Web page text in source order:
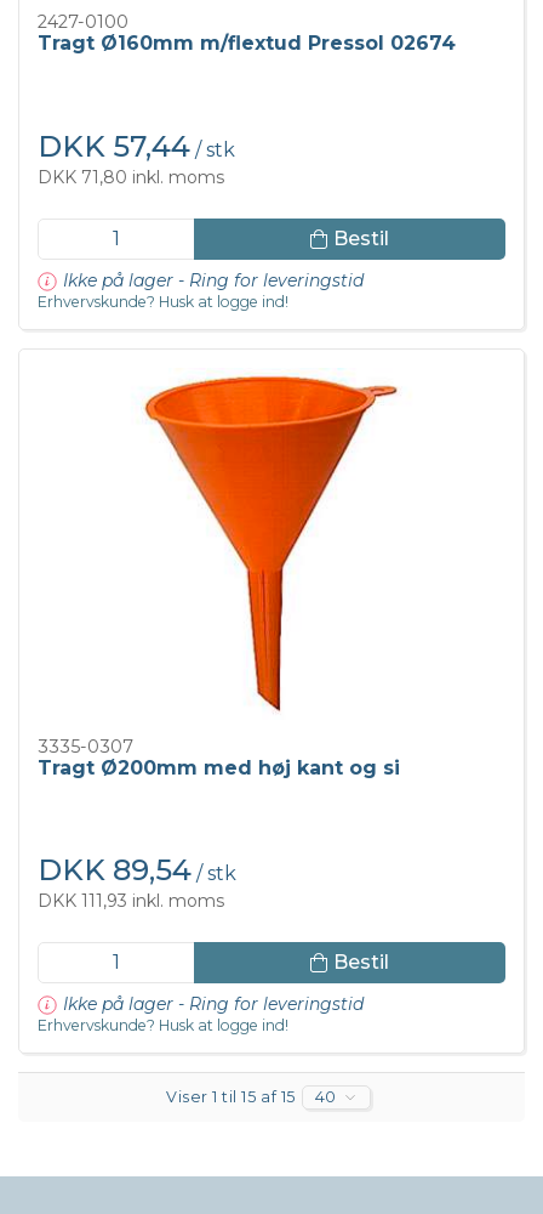
2427-0100
Tragt Ø160mm m/flextud Pressol 02674
DKK 57,44 / stk
DKK 71,80 inkl. moms
Bestil
Ikke på lager - Ring for leveringstid
Erhvervskunde? Husk at logge ind!
3335-0307
Tragt Ø200mm med høj kant og si
DKK 89,54 / stk
DKK 111,93 inkl. moms
Bestil
Ikke på lager - Ring for leveringstid
Erhvervskunde? Husk at logge ind!
Viser 1 til 15 af 15 40